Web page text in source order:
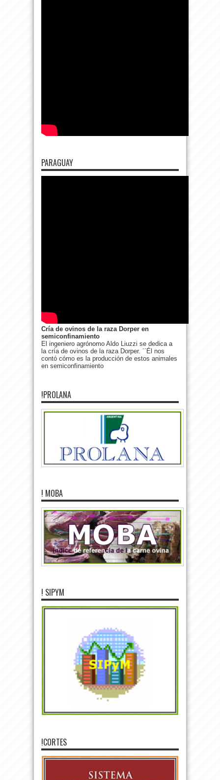
PARAGUAY
Cría de ovinos de la raza Dorper en
semiconfinamiento
El ingeniero agrónomo Aldo Liuzzi se dedica a
la cría de ovinos de la raza Dorper. ´´Él nos
contó cómo es la producción de estos animales
en semiconfinamiento
!PROLANA
! MOBA
! SIPYM
!CORTES